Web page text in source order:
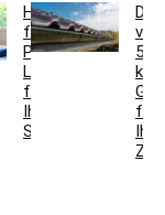
Hotelbettwäsche
für
Privatkunden:
Luxus
für
Ihr
Schlafzimmer
5
für
Ihr